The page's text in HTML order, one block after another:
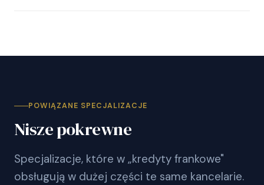
POWIĄZANE SPECJALIZACJE
Nisze pokrewne
Specjalizacje, które w „kredyty frankowe"
obsługują w dużej części te same kancelarie.